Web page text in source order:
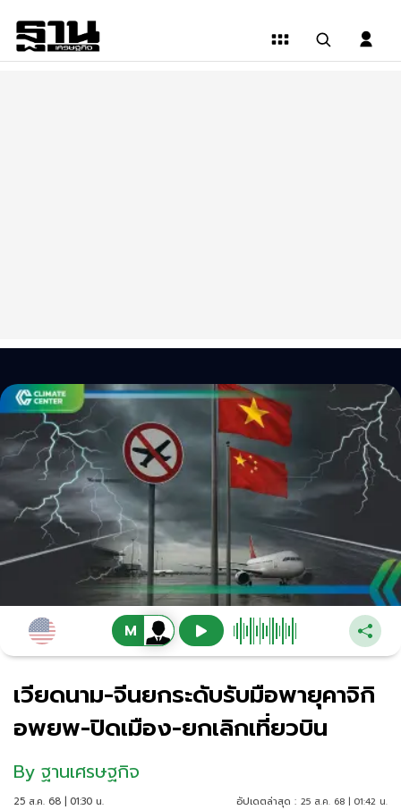
เวียดนาม-จีนยกระดับรับมือพายุคาจิกิ
อพยพ-ปิดเมือง-ยกเลิกเที่ยวบิน
By ฐานเศรษฐกิจ
25 ส.ค. 68 | 01:30 น. อัปเดตล่าสุด : 25 ส.ค. 68 | 01:42 น.